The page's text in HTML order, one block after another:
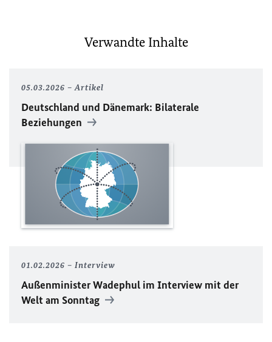
Verwandte Inhalte
05.03.2026 Artikel
Deutschland und Dänemark: Bilaterale
Beziehungen
01.02.2026 Interview
Außenminister Wadephul im Interview mit der
Welt am Sonntag